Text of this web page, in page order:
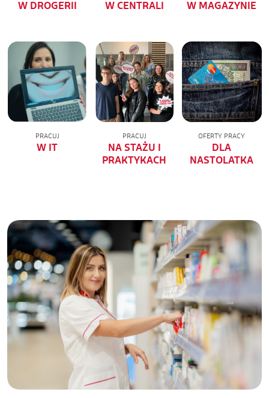
W DROGERII W CENTRALI W MAGAZYNIE
PRACUJ
W IT
PRACUJ
NA STAŻU I
PRAKTYKACH
OFERTY PRACY
DLA
NASTOLATKA